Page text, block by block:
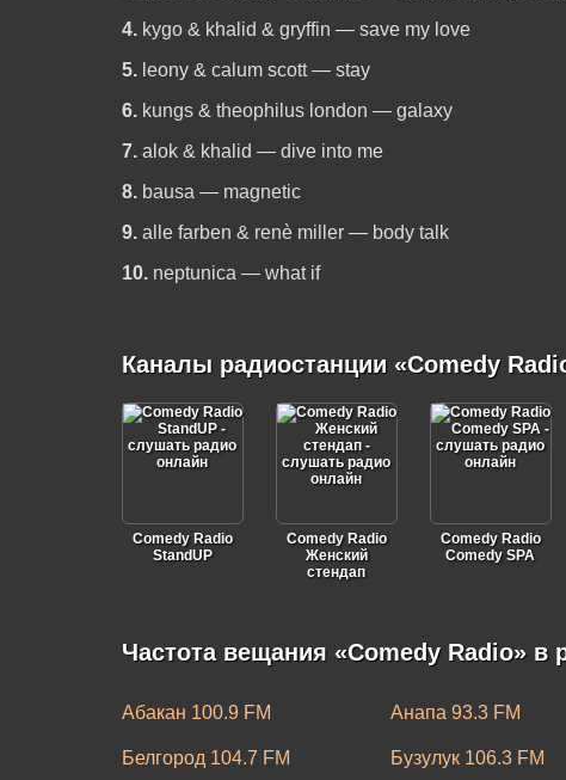
4. kygo & khalid & gryffin — save my love
5. leony & calum scott — stay
6. kungs & theophilus london — galaxy
7. alok & khalid — dive into me
8. bausa — magnetic
9. alle farben & renè miller — body talk
10. neptunica — what if
Каналы радиостанции «Comedy
Comedy Radio
StandUP
Comedy Radio
Женский
стендап
Comedy Radio
Comedy SPA
Частота вещания «Comedy Radio» в
Абакан 100.9 FM Анапа 93.3 FM
Белгород 104.7 FM Бузулук 106.3 FM